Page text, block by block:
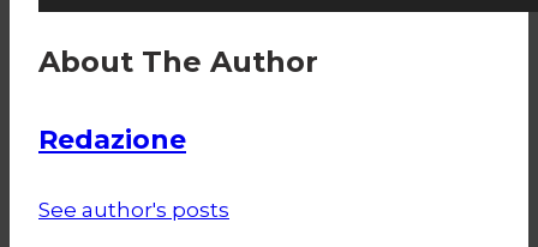
About The Author
Redazione
See author's posts